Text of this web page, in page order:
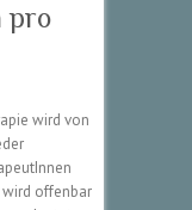
pro
wird von
offenbar